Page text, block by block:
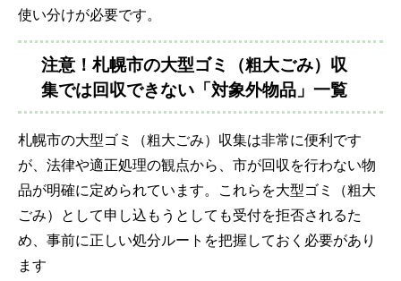
使い分けが必要です。
注意！札幌市の大型ゴミ（粗大ごみ）収
集では回収できない「対象外物品」一覧
札幌市の大型ゴミ（粗大ごみ）収集は非常に便利です
が、法律や適正処理の観点から、市が回収を行わない物
品が明確に定められています。これらを大型ゴミ（粗大
ごみ）として申し込もうとしても受付を拒否されるた
め、事前に正しい処分ルートを把握しておく必要があり
ます